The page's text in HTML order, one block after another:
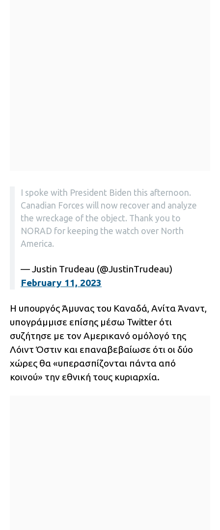
I spoke with President Biden this afternoon.
Canadian Forces will now recover and analyze
the wreckage of the object. Thank you to
NORAD for keeping the watch over North
America.
— Justin Trudeau (@JustinTrudeau)
February 11, 2023
Η υπουργός Άμυνας του Καναδά, Ανίτα Άναντ,
υπογράμμισε επίσης μέσω Twitter ότι
συζήτησε με τον Αμερικανό ομόλογό της
Λόιντ Όστιν και επαναβεβαίωσε ότι οι δύο
χώρες θα «υπερασπίζονται πάντα από
κοινού» την εθνική τους κυριαρχία.